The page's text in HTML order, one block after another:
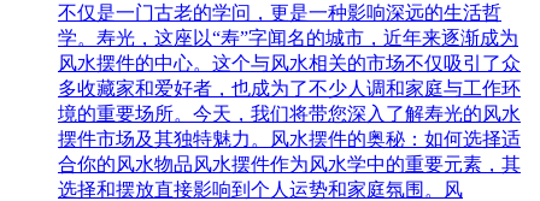
不仅是一门古老的学问，更是一种影响深远的生活哲
学。寿光，这座以“寿”字闻名的城市，近年来逐渐成为
风水摆件的中心。这个与风水相关的市场不仅吸引了众
多收藏家和爱好者，也成为了不少人调和家庭与工作环
境的重要场所。今天，我们将带您深入了解寿光的风水
摆件市场及其独特魅力。风水摆件的奥秘：如何选择适
合你的风水物品风水摆件作为风水学中的重要元素，其
选择和摆放直接影响到个人运势和家庭氛围。风